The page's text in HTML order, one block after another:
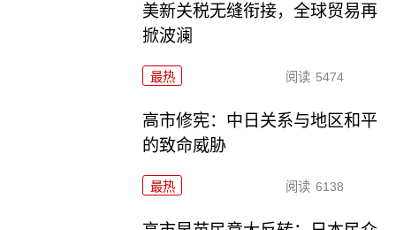
美新关税无缝衔接，全球贸易再
掀波澜
最热 阅读 5474
高市修宪：中日关系与地区和平
的致命威胁
最热 阅读 6138